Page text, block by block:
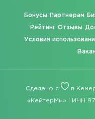
Бонусы Партнерам
Рейтинг Отзывы
Условия
Сделано с в
«КейтерМи» | ИНН